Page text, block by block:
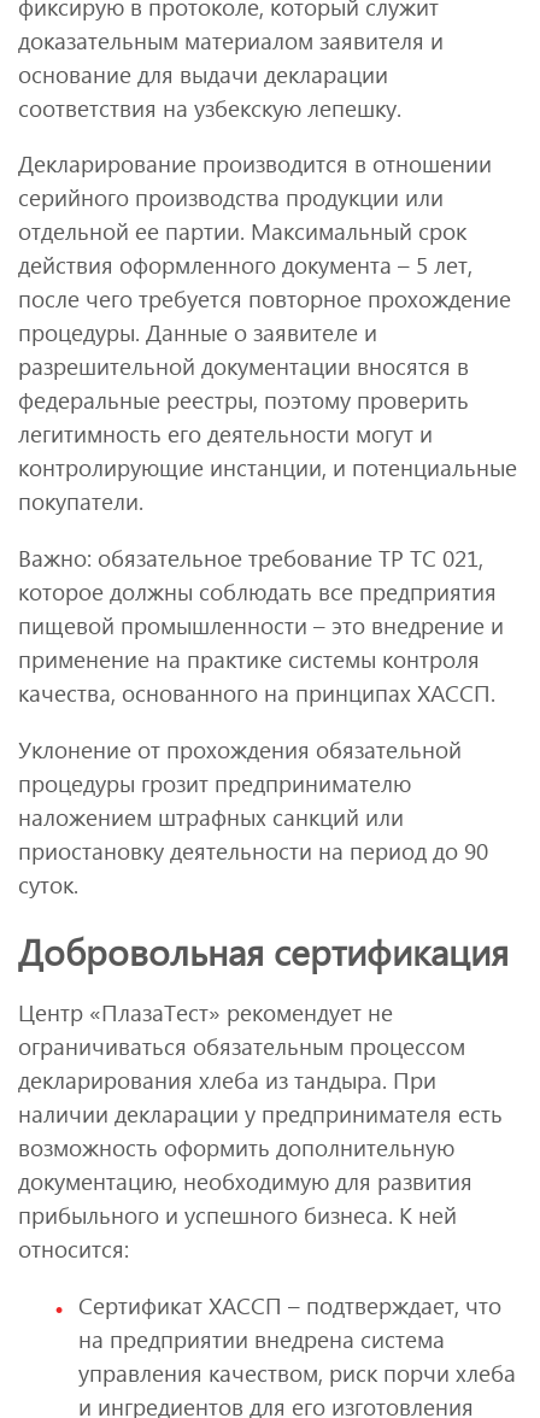
фиксирую в протоколе, который служит
доказательным материалом заявителя и
основание для выдачи декларации
соответствия на узбекскую лепешку.
Декларирование производится в отношении
серийного производства продукции или
отдельной ее партии. Максимальный срок
действия оформленного документа – 5 лет,
после чего требуется повторное прохождение
процедуры. Данные о заявителе и
разрешительной документации вносятся в
федеральные реестры, поэтому проверить
легитимность его деятельности могут и
контролирующие инстанции, и потенциальные
покупатели.
Важно: обязательное требование ТР ТС 021,
которое должны соблюдать все предприятия
пищевой промышленности – это внедрение и
применение на практике системы контроля
качества, основанного на принципах ХАССП.
Уклонение от прохождения обязательной
процедуры грозит предпринимателю
наложением штрафных санкций или
приостановку деятельности на период до 90
суток.
Добровольная сертификация
Центр «ПлазаТест» рекомендует не
ограничиваться обязательным процессом
декларирования хлеба из тандыра. При
наличии декларации у предпринимателя есть
возможность оформить дополнительную
документацию, необходимую для развития
прибыльного и успешного бизнеса. К ней
относится:
Сертификат ХАССП – подтверждает, что
на предприятии внедрена система
управления качеством, риск порчи хлеба
и ингредиентов для его изготовления